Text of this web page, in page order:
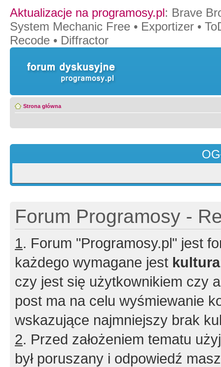
Aktualizacje na programosy.pl: Brave
System Mechanic Free • Exportizer •
Recode • Diffractor
Strona główna
Forum Programosy -
1. Forum "Programosy.pl" jest
każdego wymagane jest
czy jest się użytkownikiem czy
post ma na celu wyśmiewanie
wskazujące najmniejszy brak
2. Przed założeniem tematu
był poruszany i odpowiedź